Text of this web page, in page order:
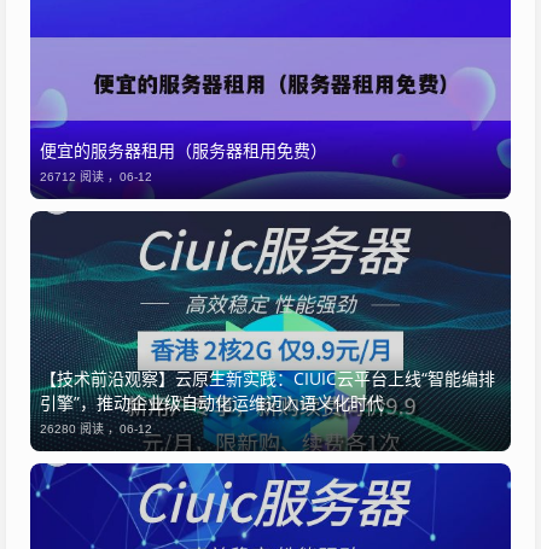
便宜的服务器租用（服务器租用免费）
26712 阅读 ， 06-12
【技术前沿观察】云原生新实践：CIUIC云平台上线“智能编排
引擎”，推动企业级自动化运维迈入语义化时代
26280 阅读 ， 06-12